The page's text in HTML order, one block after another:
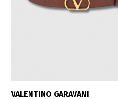
VALENTINO GARAVANI